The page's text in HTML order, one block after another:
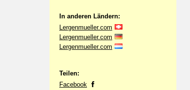
In anderen Ländern:
Lergenmueller.com
Lergenmueller.com
Lergenmueller.com
Teilen:
Facebook